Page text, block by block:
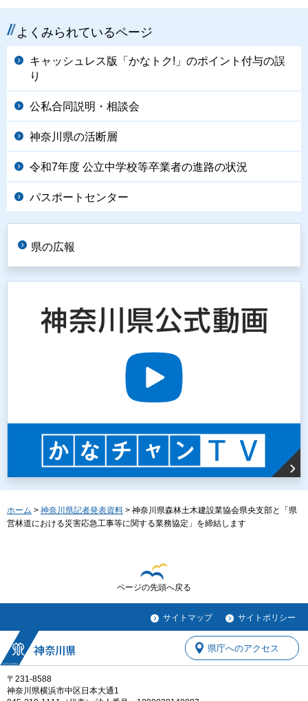
よくみられているページ
キャッシュレス版「かなトク!」のポイント付与の誤
り
公私合同説明・相談会
神奈川県の活断層
令和7年度 公立中学校等卒業者の進路の状況
パスポートセンター
県の広報
ホーム > 神奈川県記者発表資料 > 神奈川県森林土木建設業協会県央支部と「県
営林道における災害応急工事等に関する業務協定」を締結します
ページの先頭へ戻る
サイトマップ サイトポリシー
〒231-8588
神奈川県横浜市中区日本大通1
県庁へのアクセス